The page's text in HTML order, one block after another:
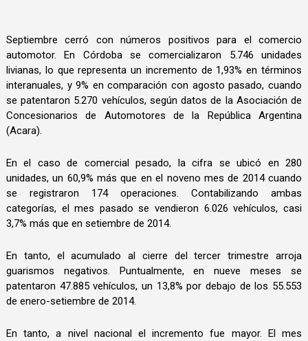
Septiembre cerró con números positivos para el comercio
automotor. En Córdoba se comercializaron 5.746 unidades
livianas, lo que representa un incremento de 1,93% en términos
interanuales, y 9% en comparación con agosto pasado, cuando
se patentaron 5.270 vehículos, según datos de la Asociación de
Concesionarios de Automotores de la República Argentina
(Acara).
En el caso de comercial pesado, la cifra se ubicó en 280
unidades, un 60,9% más que en el noveno mes de 2014 cuando
se registraron 174 operaciones. Contabilizando ambas
categorías, el mes pasado se vendieron 6.026 vehículos, casi
3,7% más que en setiembre de 2014.
En tanto, el acumulado al cierre del tercer trimestre arroja
guarismos negativos. Puntualmente, en nueve meses se
patentaron 47.885 vehículos, un 13,8% por debajo de los 55.553
de enero-setiembre de 2014.
En tanto, a nivel nacional el incremento fue mayor. El mes